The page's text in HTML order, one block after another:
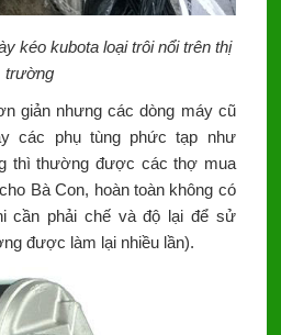
kéo kubota loại trôi nổi trên thị
trường
giản nhưng các dòng máy cũ
các phụ tùng phức tạp như
thì thường được các thợ mua
Bà Con, hoàn toàn không có
cần phải chế và độ lại để sử
được làm lại nhiều lần).